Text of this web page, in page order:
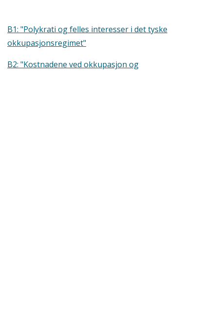
B1: "Polykrati og felles interesser i det tyske
okkupasjonsregimet"
B2: "Kostnadene ved okkupasjon og